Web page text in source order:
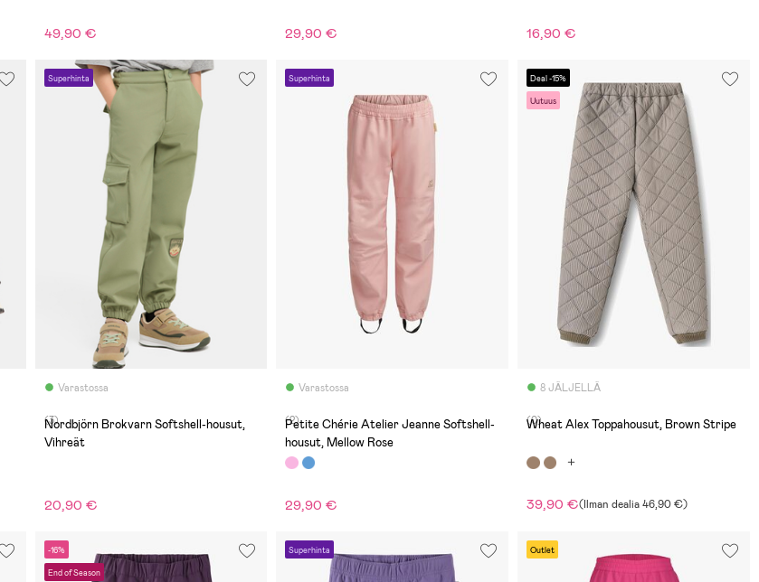
49,90 € 29,90 € 16,90 €
Superhinta
Varastossa
(3)
Nordbjörn Brokvarn Softshell-housut,
Vihreät
20,90 €
Superhinta
Varastossa
(2)
Petite Chérie Atelier Jeanne Softshell-
housut, Mellow Rose
29,90 €
Deal -15%
Uutuus
8 JÄLJELLÄ
(0)
Wheat Alex Toppahousut, Brown Stripe
39,90 €(Ilman dealia46,90 €)
-16%
End of Season
Superhinta Outlet